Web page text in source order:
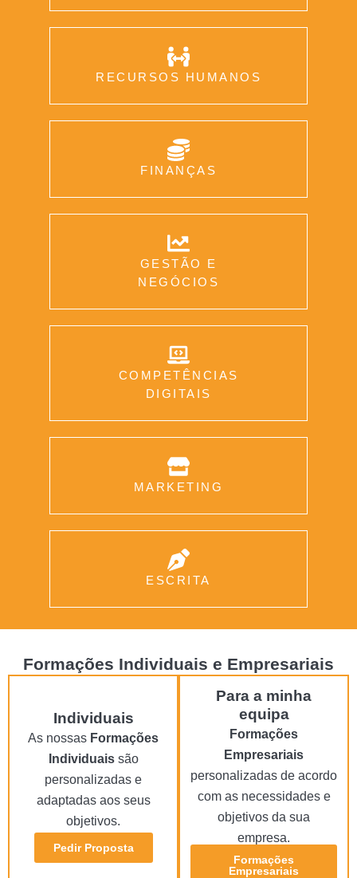
RECURSOS HUMANOS
FINANÇAS
GESTÃO E
NEGÓCIOS
COMPETÊNCIAS
DIGITAIS
MARKETING
ESCRITA
Formações Individuais e Empresariais
Individuais
As nossas Formações
Individuaissão
personalizadas e
adaptadas aos seus
objetivos.
Pedir Proposta
Para a minha
equipa
Formações
Empresariais
personalizadas de acordo
com as necessidades e
objetivos da sua
empresa.
Formações
Empresariais